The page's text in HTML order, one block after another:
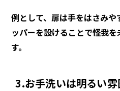
例として、扉は手をはさみ
ッパーを設けることで怪我
す。
3.お手洗いは明るい